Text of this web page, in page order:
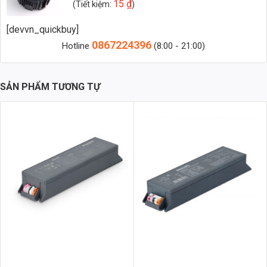
Nguồn Meanwell HBG-160-24DA được chế tạo từ hợp kim nhôm
ADC12 cao cấp, đảm bảo khả năng tản nhiệt hiệu quả, kéo dài tuổi
thọ của sản phẩm. Thiết kế nhỏ gọn, chắc chắn giúp dễ dàng lắp đặt
và bảo trì. Vỏ ngoài đạt chuẩn IP67, chống bụi và chống nước tuyệt
đối, phù hợp cho cả ứng dụng trong nhà và ngoài trời.
(Tiết kiệm: 15₫)
[devvn_quickbuy]
Hotline 0867224396 (8:00 - 21:00)
SẢN PHẨM TƯƠNG TỰ